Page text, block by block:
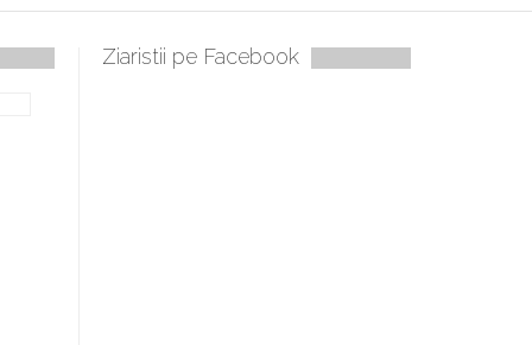
sculați, boieri mari! Sara Nukina are nevoie de ajutorul nostru!
Ziaristii pe Facebook